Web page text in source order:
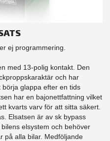
ej programmering.
med 13-polig kontakt. Den
och har
glappa efter en tids
har en bajonettfattning vilket
kvarts varv för att sitta säkert.
Elsatsen är av sk bypass
elsystem och behöver
på alla bilar. Medföljande